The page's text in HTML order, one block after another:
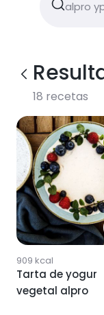
18 recetas
909 kcal
Tarta de yogur
vegetal alpro